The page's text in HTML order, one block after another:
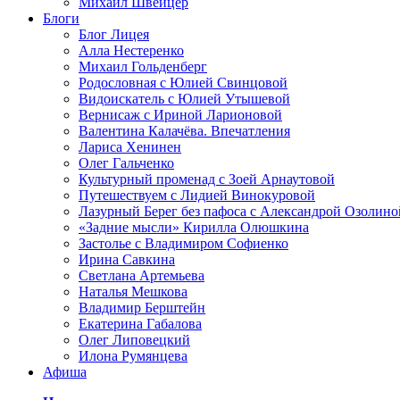
Блоги
Блог Лицея
Алла Нестеренко
Михаил Гольденберг
Родословная с Юлией Свинцовой
Видоискатель с Юлией Утышевой
Вернисаж с Ириной Ларионовой
Валентина Калачёва. Впечатления
Лариса Хенинен
Олег Гальченко
Культурный променад с Зоей Арнаутовой
Путешествуем с Лидией Винокуровой
Лазурный Берег без пафоса с Александрой
«Задние мысли» Кирилла Олюшкина
Застолье с Владимиром Софиенко
Ирина Савкина
Светлана Артемьева
Наталья Мешкова
Владимир Берштейн
Екатерина Габалова
Олег Липовецкий
Илона Румянцева
Афиша